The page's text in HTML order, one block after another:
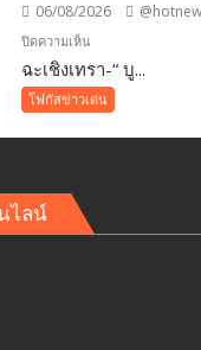
06/08/2026
ปิดความเห็น
ฉะเชิงเทรา-​
“
บูร
เวอร์
ฉะเชิงเทรา-​“ บู...
โฟกัสข่าวเด่น
ไลน์